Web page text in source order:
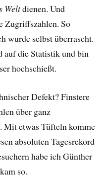
Weltdienen. Und
Zugriffszahlen. So
wurde selbst überrascht.
auf die Statistik und bin
hochschießt.
Defekt? Finstere
über ganz
Mit etwas Tüfteln komme
absoluten Tagesrekord
habe ich Günther
so.